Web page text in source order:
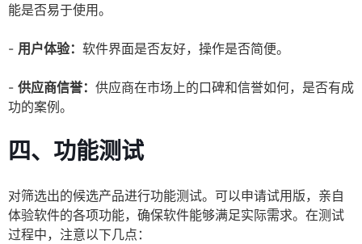
能是否易于使用。
- 用户体验： 软件界面是否友好，操作是否简便。
- 供应商信誉： 供应商在市场上的口碑和信誉如何，是否有成
功的案例。
四、功能测试
对筛选出的候选产品进行功能测试。可以申请试用版，亲自
体验软件的各项功能，确保软件能够满足实际需求。在测试
过程中，注意以下几点：